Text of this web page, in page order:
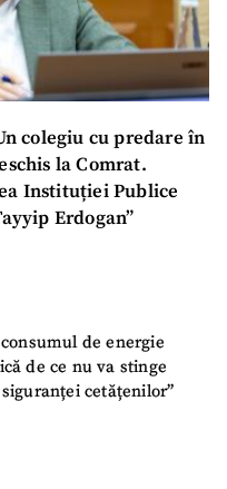
colegiu cu predare în
la Comrat.
Instituției Publice
Erdogan”
de energie
de ce nu va stinge
cetățenilor”